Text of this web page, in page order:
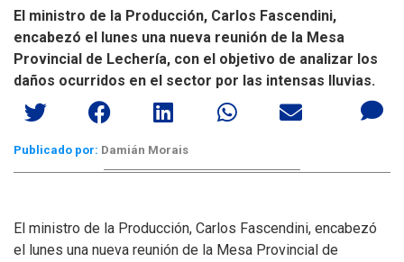
El ministro de la Producción, Carlos Fascendini,
encabezó el lunes una nueva reunión de la Mesa
Provincial de Lechería, con el objetivo de analizar los
daños ocurridos en el sector por las intensas lluvias.
Publicado por: Damián Morais
El ministro de la Producción, Carlos Fascendini, encabezó
el lunes una nueva reunión de la Mesa Provincial de